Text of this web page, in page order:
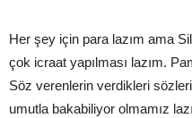
Her şey için para lazım ama
çok icraat yapılması lazım.
Söz verenlerin verdikleri
umutla bakabiliyor olmamız